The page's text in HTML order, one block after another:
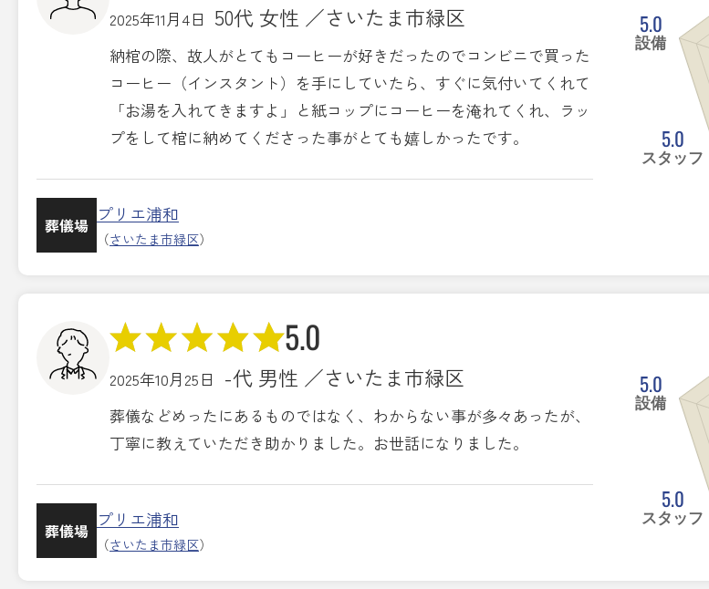
2025年11月4日 50代 女性 ／さいたま市緑区
納棺の際、故人がとてもコーヒーが好きだったのでコンビニで買った
コーヒー（インスタント）を手にしていたら、すぐに気付いてくれて
「お湯を入れてきますよ」と紙コップにコーヒーを淹れてくれ、ラッ
プをして棺に納めてくださった事がとても嬉しかったです。
葬儀場 プリエ浦和
（さいたま市緑区）
5.0
スタッフ
5.0
設備
5.0
2025年10月25日 -代 男性 ／さいたま市緑区
葬儀などめったにあるものではなく、わからない事が多々あったが、
丁寧に教えていただき助かりました。お世話になりました。
葬儀場 プリエ浦和
（さいたま市緑区）
5.0
スタッフ
5.0
設備